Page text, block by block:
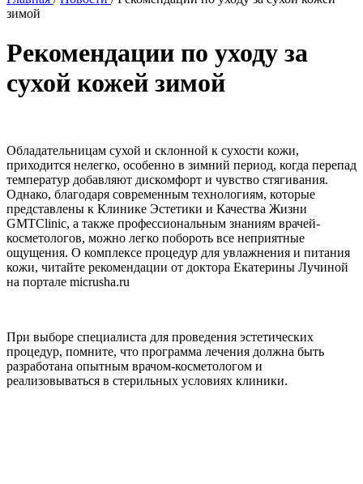
зимой
Рекомендации по уходу за
сухой кожей зимой
Обладательницам сухой и склонной к сухости кожи,
приходится нелегко, особенно в зимний период, когда перепад
температур добавляют дискомфорт и чувство стягивания.
Однако, благодаря современным технологиям, которые
представлены к Клинике Эстетики и Качества Жизни
GMTClinic, а также профессиональным знаниям врачей-
косметологов, можно легко побороть все неприятные
ощущения. О комплексе процедур для увлажнения и питания
кожи, читайте рекомендации от доктора Екатерины Лучиной
на портале micrusha.ru
При выборе специалиста для проведения эстетических
процедур, помните, что программа лечения должна быть
разработана опытным врачом-косметологом и
реализовываться в стерильных условиях клиники.